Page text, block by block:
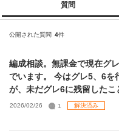
質問
公開された質問 4件
編成相談。無課金で現在グ
でいます。 今はグレ5、6を行ったり来たりしているのです
が、未だグレ6に残留した
しました。 添付画像は所持
い為除外。 ほかに3凸UR羽那を持
2026/02/26 1
解決済み